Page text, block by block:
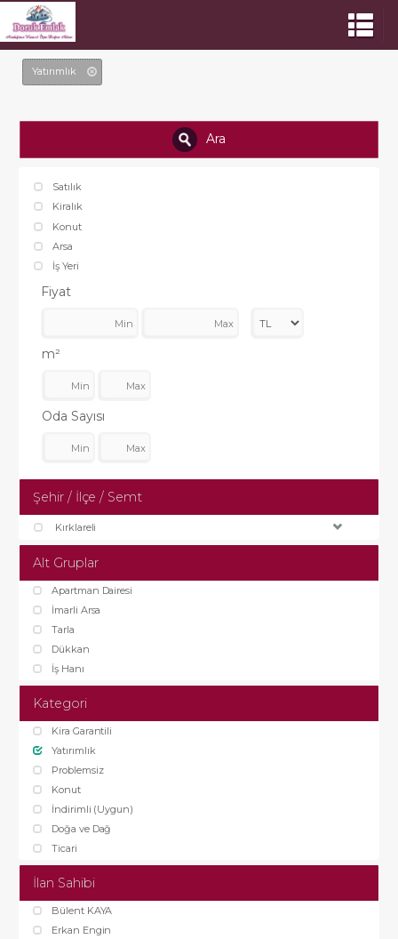
Yatırımlık
Ara
Satılık
Kiralık
Konut
Arsa
İş Yeri
Fiyat
m²
Oda Sayısı
Şehir / İlçe / Semt
Kırklareli
Alt Gruplar
Apartman Dairesi
İmarli Arsa
Tarla
Dükkan
İş Hanı
Kategori
Kira Garantili
Yatırımlık
Problemsiz
Konut
İndirimli (Uygun)
Doğa ve Dağ
Ticari
İlan Sahibi
Bülent KAYA
Erkan Engin